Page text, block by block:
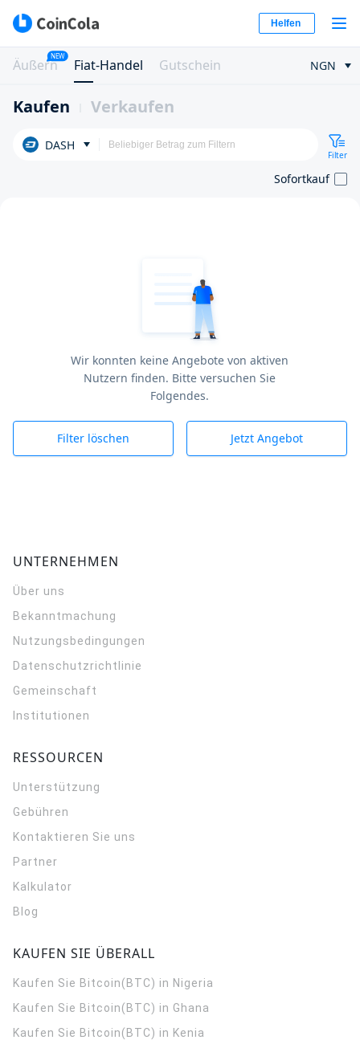
Helfen
Äußern
NEW
Fiat-Handel Gutschein NGN
Kaufen Verkaufen
DASH
Filter
Sofortkauf
Wir konnten keine Angebote von aktiven
Nutzern finden. Bitte versuchen Sie
Folgendes.
Filter löschen Jetzt Angebot
UNTERNEHMEN
Über uns
Bekanntmachung
Nutzungsbedingungen
Datenschutzrichtlinie
Gemeinschaft
Institutionen
RESSOURCEN
Unterstützung
Gebühren
Kontaktieren Sie uns
Partner
Kalkulator
Blog
KAUFEN SIE ÜBERALL
Kaufen Sie Bitcoin(BTC) in Nigeria
Kaufen Sie Bitcoin(BTC) in Ghana
Kaufen Sie Bitcoin(BTC) in Kenia